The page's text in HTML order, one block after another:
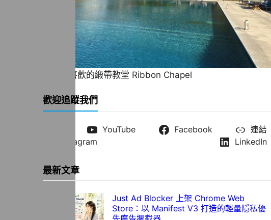
一直很喜歡的緞帶教堂 Ribbon Chapel
歡迎追蹤我們
YouTube Facebook
連結
Instagram
LinkedIn
最新文章
Just Ad Blocker 上架 Chrome Web
Store：以 Manifest V3 打造的輕量隱私優